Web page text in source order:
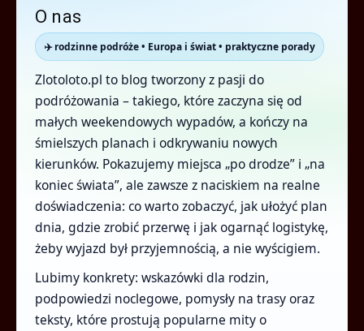
O nas
✈️ rodzinne podróże • Europa i świat • praktyczne porady
Zlotoloto.pl to blog tworzony z pasji do
podróżowania – takiego, które zaczyna się od
małych weekendowych wypadów, a kończy na
śmielszych planach i odkrywaniu nowych
kierunków. Pokazujemy miejsca „po drodze” i „na
koniec świata”, ale zawsze z naciskiem na realne
doświadczenia: co warto zobaczyć, jak ułożyć plan
dnia, gdzie zrobić przerwę i jak ogarnąć logistykę,
żeby wyjazd był przyjemnością, a nie wyścigiem.
Lubimy konkrety: wskazówki dla rodzin,
podpowiedzi noclegowe, pomysły na trasy oraz
teksty, które prostują popularne mity o